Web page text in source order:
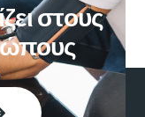
στους